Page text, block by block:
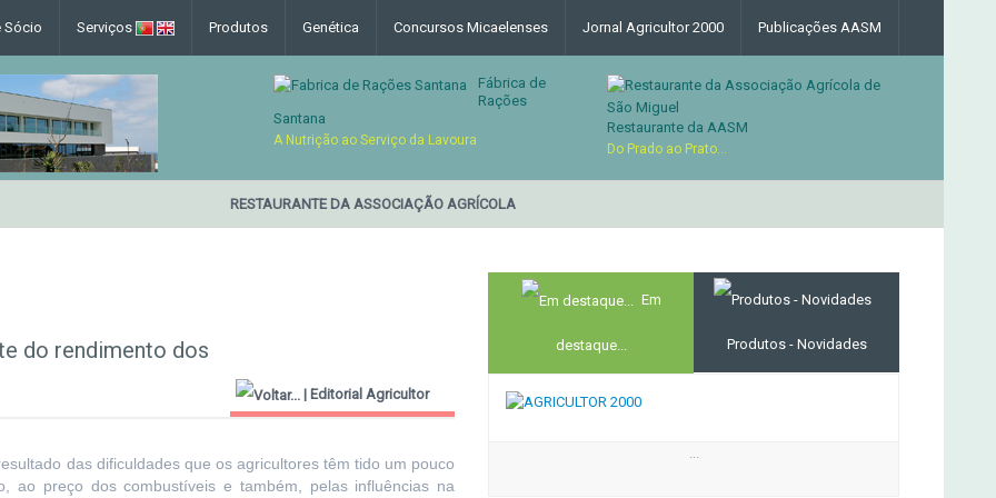
Sócio Serviços Produtos Genética Concursos Micaelenses Jornal Agricultor 2000 Publicações AASM
Fábrica de
Rações
Santana
A Nutrição ao Serviço da Lavoura
Restaurante da AASM
Do Prado ao Prato...
RESTAURANTE DA ASSOCIAÇÃO AGRÍCOLA
do rendimento dos
| Editorial Agricultor
das dificuldades que os agricultores têm tido um pouco
preço dos combustíveis e também, pelas influências na
Em
destaque... Produtos - Novidades